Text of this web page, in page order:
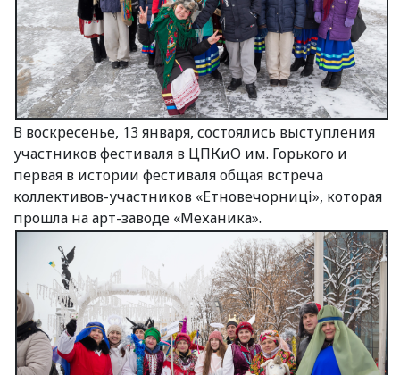
В воскресенье, 13 января, состоялись выступления
участников фестиваля в ЦПКиО им. Горького и
первая в истории фестиваля общая встреча
коллективов-участников «Етновечорниці», которая
прошла на арт-заводе «Механика».